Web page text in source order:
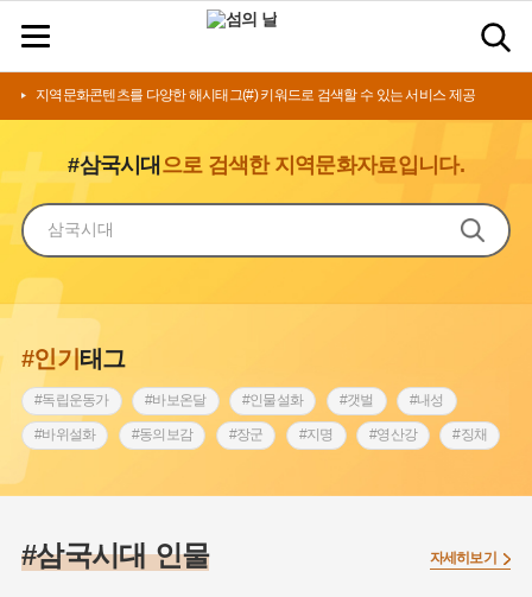
지역문화콘텐츠를 다양한 해시태그(#) 키워드로 검색할 수 있는 서비스 제공
#삼국시대 으로 검색한 지역문화자료입니다.
#인기태그
#독립운동가 #바보온달 #인물설화 #갯벌 #내성
#바위설화 #동의보감 #장군 #지명 #영산강 #징채
#인천 #외성 #허준 #낙성대
#삼국시대 인물 자세히보기